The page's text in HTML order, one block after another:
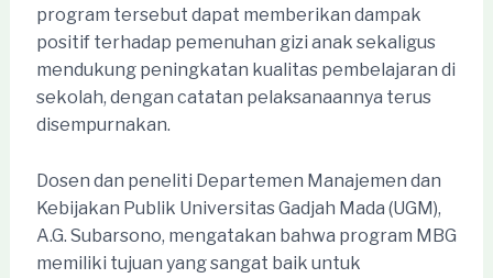
program tersebut dapat memberikan dampak
positif terhadap pemenuhan gizi anak sekaligus
mendukung peningkatan kualitas pembelajaran di
sekolah, dengan catatan pelaksanaannya terus
disempurnakan.
Dosen dan peneliti Departemen Manajemen dan
Kebijakan Publik Universitas Gadjah Mada (UGM),
A.G. Subarsono, mengatakan bahwa program MBG
memiliki tujuan yang sangat baik untuk